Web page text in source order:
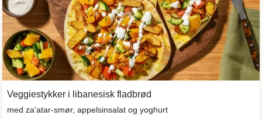
Veggiestykker i libanesisk fladbrød
med za'atar-smør, appelsinsalat og yoghurt